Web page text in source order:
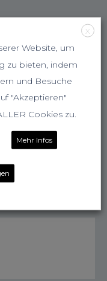
X
Website, um
zu bieten, indem
und Besuche
"Akzeptieren"
Cookies zu.
Mehr Infos